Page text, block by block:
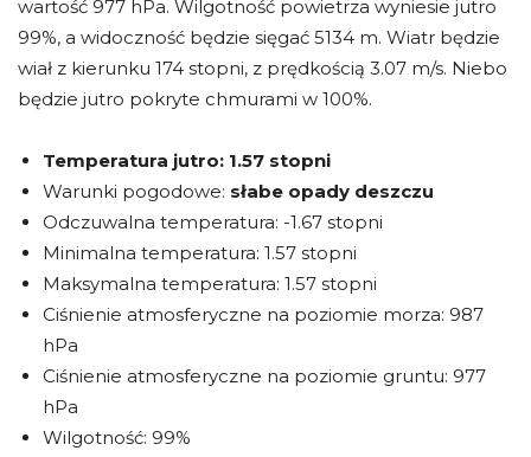
wartość 977 hPa. Wilgotność powietrza wyniesie jutro
99%, a widoczność będzie sięgać 5134 m. Wiatr będzie
wiał z kierunku 174 stopni, z prędkością 3.07 m/s. Niebo
będzie jutro pokryte chmurami w 100%.
Temperatura jutro: 1.57 stopni
Warunki pogodowe: słabe opady deszczu
Odczuwalna temperatura: -1.67 stopni
Minimalna temperatura: 1.57 stopni
Maksymalna temperatura: 1.57 stopni
Ciśnienie atmosferyczne na poziomie morza: 987
hPa
Ciśnienie atmosferyczne na poziomie gruntu: 977
hPa
Wilgotność: 99%